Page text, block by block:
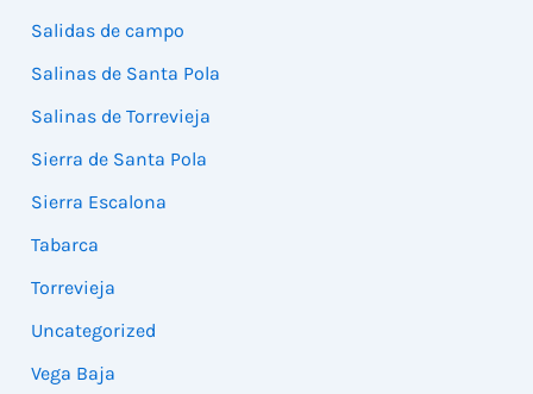
Salidas de campo
Salinas de Santa Pola
Salinas de Torrevieja
Sierra de Santa Pola
Sierra Escalona
Tabarca
Torrevieja
Uncategorized
Vega Baja